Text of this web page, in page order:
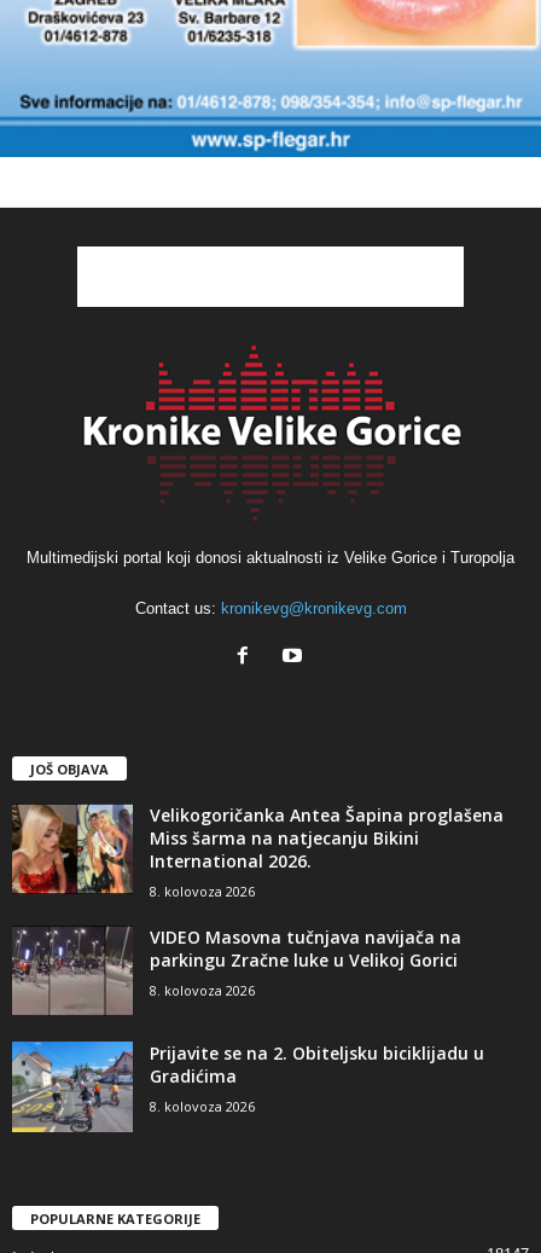
Multimedijski portal koji donosi aktualnosti iz Velike Gorice i Turopolja
Contact us: kronikevg@kronikevg.com
JOŠ OBJAVA
Velikogoričanka Antea Šapina proglašena
Miss šarma na natjecanju Bikini
International 2026.
8. kolovoza 2026
VIDEO Masovna tučnjava navijača na
parkingu Zračne luke u Velikoj Gorici
8. kolovoza 2026
Prijavite se na 2. Obiteljsku biciklijadu u
Gradićima
8. kolovoza 2026
POPULARNE KATEGORIJE